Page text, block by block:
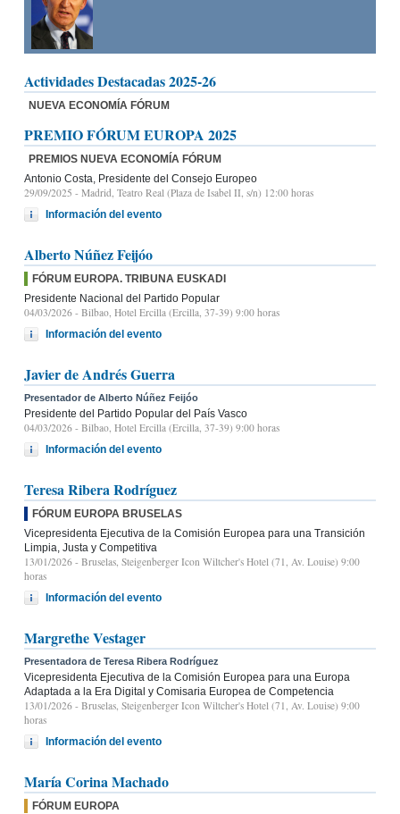
Actividades Destacadas 2025-26
NUEVA ECONOMÍA FÓRUM
PREMIO FÓRUM EUROPA 2025
PREMIOS NUEVA ECONOMÍA FÓRUM
Antonio Costa, Presidente del Consejo Europeo
29/09/2025 - Madrid, Teatro Real (Plaza de Isabel II, s/n) 12:00 horas
Información del evento
Alberto Núñez Feijóo
FÓRUM EUROPA. TRIBUNA EUSKADI
Presidente Nacional del Partido Popular
04/03/2026 - Bilbao, Hotel Ercilla (Ercilla, 37-39) 9:00 horas
Información del evento
Javier de Andrés Guerra
Presentador de Alberto Núñez Feijóo
Presidente del Partido Popular del País Vasco
04/03/2026 - Bilbao, Hotel Ercilla (Ercilla, 37-39) 9:00 horas
Información del evento
Teresa Ribera Rodríguez
FÓRUM EUROPA BRUSELAS
Vicepresidenta Ejecutiva de la Comisión Europea para una Transición
Limpia, Justa y Competitiva
13/01/2026 - Bruselas, Steigenberger Icon Wiltcher's Hotel (71, Av. Louise) 9:00
horas
Información del evento
Margrethe Vestager
Presentadora de Teresa Ribera Rodríguez
Vicepresidenta Ejecutiva de la Comisión Europea para una Europa
Adaptada a la Era Digital y Comisaria Europea de Competencia
13/01/2026 - Bruselas, Steigenberger Icon Wiltcher's Hotel (71, Av. Louise) 9:00
horas
Información del evento
María Corina Machado
FÓRUM EUROPA